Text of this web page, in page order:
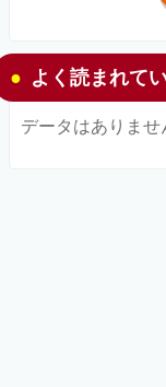
よく読まれて
データはありませ